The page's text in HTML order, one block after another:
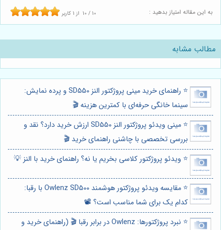
به این مقاله امتیاز بدهید : 10 / 10 از 1 کاربر
مطالب مشابه
⭐️ راهنمای خرید مینی پروژکتور النز SD550 و پرده نمایش:
سینما خانگی حرفه‌ای با کمترین هزینه 🎬
⭐️ مینی ویدئو پروژکتور النز SD550 ارزش خرید دارد؟ نقد و
بررسی تخصصی با چاشنی راهنمای خرید 🎬
⭐️ ویدئو پروژکتور کلاسی بخریم یا نه؟ راهنمای خرید با النز 💡
⭐️ مقایسه ویدئو پروژکتور هوشمند Owlenz SD500 با رقبا:
کدام یک برای شما مناسب است؟ 📽️
⭐️ نبرد پروژکتورها: Owlenz در برابر رقبا 🎬 (راهنمای خرید و